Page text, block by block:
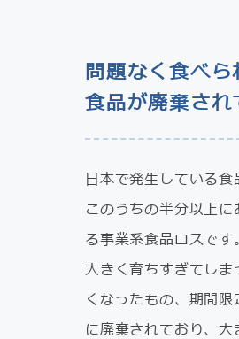
問題なく食べ
食品が廃棄され
日本で発生している
このうちの半分以上
る事業系食品ロスです。
大きく育ちすぎてし
くなったもの、期間
に廃棄されており、大